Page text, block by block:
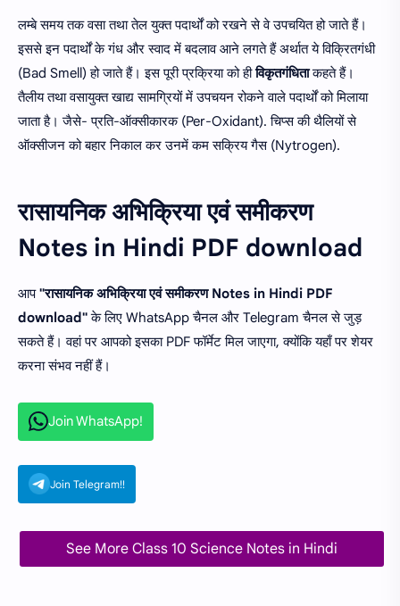
लम्बे समय तक वसा तथा तेल युक्त पदार्थों को रखने से वे उपचयित हो जाते हैं।
इससे इन पदार्थों के गंध और स्वाद में बदलाव आने लगते हैं अर्थात ये विक्रितगंधी
(Bad Smell) हो जाते हैं। इस पूरी प्रक्रिया को हीविकृतगंधिताकहते हैं।
तैलीय तथा वसायुक्त खाद्य सामग्रियों में उपचयन रोकने वाले पदार्थों को मिलाया
जाता है। जैसे- प्रति-ऑक्सीकारक (Per-Oxidant). चिप्स की थैलियों से
ऑक्सीजन को बहार निकाल कर उनमें कम सक्रिय गैस (Nytrogen).
रासायनिक अभिक्रिया एवं समीकरण
Notes in Hindi PDF download
आप"रासायनिक अभिक्रिया एवं समीकरण Notes in Hindi PDF
download"के लिए WhatsApp चैनल और Telegram चैनल से जुड़
सकते हैं। वहां पर आपको इसका PDF फॉर्मेट मिल जाएगा, क्योंकि यहाँ पर शेयर
करना संभव नहीं हैं।
Join WhatsApp!
Join Telegram!!
See More Class 10 Science Notes in Hindi